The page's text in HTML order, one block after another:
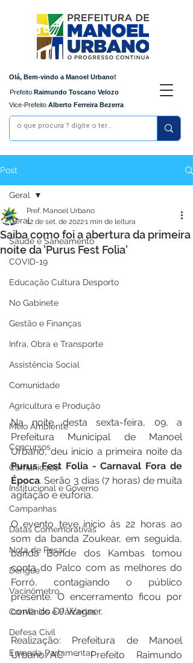
Olá, Bem-vindo a Manoel Urbano!
Prefeito Raimundo Toscano Velozo
Vice-Prefeito Alberto Ferreira Bezerra
Post
Geral
Saúde e Saneamento
COVID-19
Educação Cultura Desporto
No Gabinete
Gestão e Finanças
Infra, Obra e Transporte
Assistência Social
Comunidade
Agricultura e Produção
Meio Ambiente
Concursos
Comunicado
Institucional e Governo
Campanhas
Datas Comemorativas
Nota de Pesar
Dengue
Vacinômetro
Convênios e Parcerias
Defesa Civil
Emenda Parlamentar
Geral
Saiba como foi a abertura da primeira
noite da 'Purus Fest Folia'
Pref. Manoel Urbano
12 de set. de 20221 min de leitura
Na noite desta sexta-feira, 09, a
Prefeitura Municipal de Manoel
Purus Fest Folia - Carnaval Fora de
Época. Serão 3 dias (7 horas) de muita
agitação e euforia.
O evento teve início às 22 horas ao
som da banda Zoukear, em seguida,
banda Bonde dos Kambas tomou
conta do Palco com as melhores do
Forró, contagiando o público
presente. O encerramento ficou por
conta do DJ Wagner.
Realização: Prefeitura de Manoel
Urbano/AC - Prefeito Raimundo